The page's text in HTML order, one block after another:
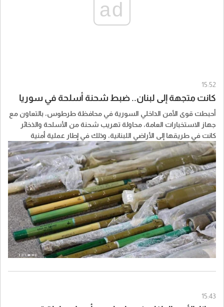
ad
15:52
كانت متجهة إلى لبنان.. ضبط شحنة أسلحة في سوريا
أحبطت قوى الأمن الداخلي السورية في محافظة طرطوس، بالتعاون مع
جهاز الاستخبارات العامة، محاولة تهريب شحنة من الأسلحة والذخائر
كانت في طريقها إلى الأراضي اللبنانية، وذلك في إطار عملية أمنية
مشتركة نفذتها الأجهزة المختصة.
15:43